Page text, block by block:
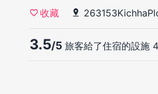
收藏
3.5/5 旅客給了住宿的設施